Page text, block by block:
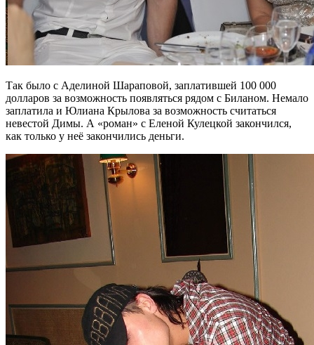
Так было с Аделиной Шараповой, заплатившей 100 000
долларов за возможность появляться рядом с Биланом. Немало
заплатила и Юлиана Крылова за возможность считаться
невестой Димы. А «роман» с Еленой Кулецкой закончился,
как только у неё закончились деньги.